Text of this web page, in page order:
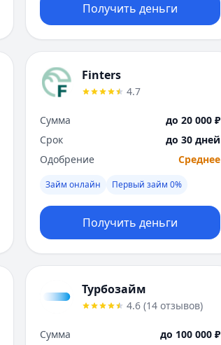
Получить деньги
Finters
4.7
Сумма
до 20 000 ₽
Срок
до 30 дней
Одобрение
Среднее
Займ онлайн Первый займ 0%
Получить деньги
Турбозайм
4.6 (14 отзывов)
Сумма до 100 000 ₽